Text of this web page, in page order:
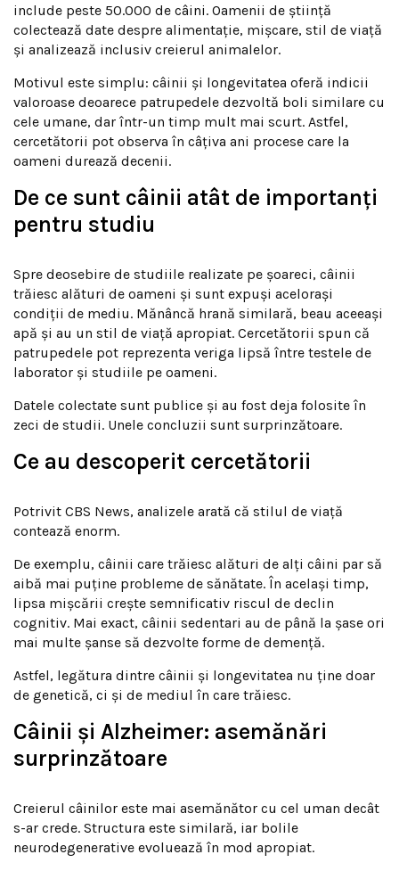
include peste 50.000 de câini. Oamenii de știință
colectează date despre alimentație, mișcare, stil de viață
și analizează inclusiv creierul animalelor.
Motivul este simplu: câinii și longevitatea oferă indicii
valoroase deoarece patrupedele dezvoltă boli similare cu
cele umane, dar într-un timp mult mai scurt. Astfel,
cercetătorii pot observa în câțiva ani procese care la
oameni durează decenii.
De ce sunt câinii atât de importanți
pentru studiu
Spre deosebire de studiile realizate pe șoareci, câinii
trăiesc alături de oameni și sunt expuși acelorași
condiții de mediu. Mănâncă hrană similară, beau aceeași
apă și au un stil de viață apropiat. Cercetătorii spun că
patrupedele pot reprezenta veriga lipsă între testele de
laborator și studiile pe oameni.
Datele colectate sunt publice și au fost deja folosite în
zeci de studii. Unele concluzii sunt surprinzătoare.
Ce au descoperit cercetătorii
Potrivit CBS News, analizele arată că stilul de viață
contează enorm.
De exemplu, câinii care trăiesc alături de alți câini par să
aibă mai puține probleme de sănătate. În același timp,
lipsa mișcării crește semnificativ riscul de declin
cognitiv. Mai exact, câinii sedentari au de până la șase ori
mai multe șanse să dezvolte forme de demență.
Astfel, legătura dintre câinii și longevitatea nu ține doar
de genetică, ci și de mediul în care trăiesc.
Câinii și Alzheimer: asemănări
surprinzătoare
Creierul câinilor este mai asemănător cu cel uman decât
s-ar crede. Structura este similară, iar bolile
neurodegenerative evoluează în mod apropiat.